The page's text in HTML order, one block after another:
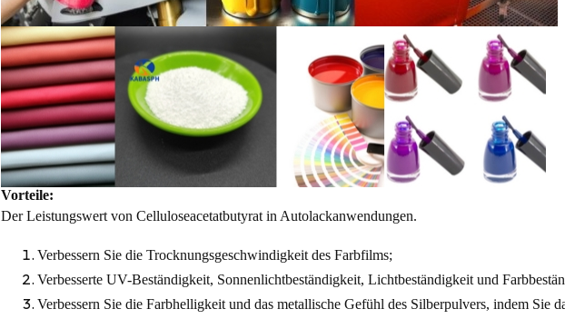
Vorteile:
Der Leistungswert von Celluloseacetatbutyrat in Autolackanwendungen.
Verbessern Sie die Trocknungsgeschwindigkeit des Farbfilms;
Verbesserte UV-Beständigkeit, Sonnenlichtbeständigkeit, Lichtbeständigkeit und
Verbessern Sie die Farbhelligkeit und das metallische Gefühl des Silberpulvers, indem Sie